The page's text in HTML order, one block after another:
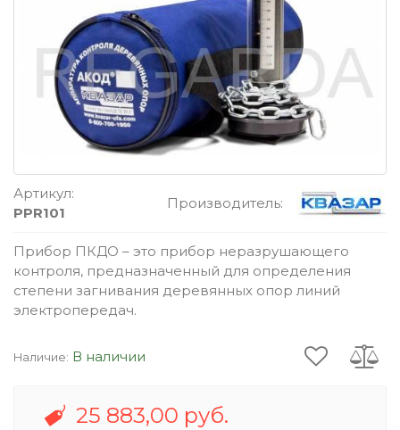
Артикул:
PPR101
Производитель:
Прибор ПКДО – это прибор неразрушающего
контроля, предназначенный для определения
степени загнивания деревянных опор линий
электропередач.
Наличие: В наличии
25 883,00 руб.